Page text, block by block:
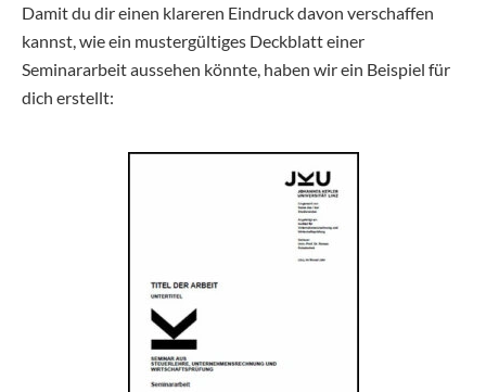
Damit du dir einen klareren Eindruck davon verschaffen
kannst, wie ein mustergültiges Deckblatt einer
Seminararbeit aussehen könnte, haben wir ein Beispiel für
dich erstellt: